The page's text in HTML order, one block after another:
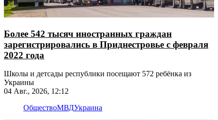
Более 542 тысяч иностранных граждан
зарегистрировались в Приднестровье с февраля
2022 года
Школы и детсады республики посещают 572 ребёнка из
Украины
04 Авг., 2026, 12:12
ОбществоМВДУкраина